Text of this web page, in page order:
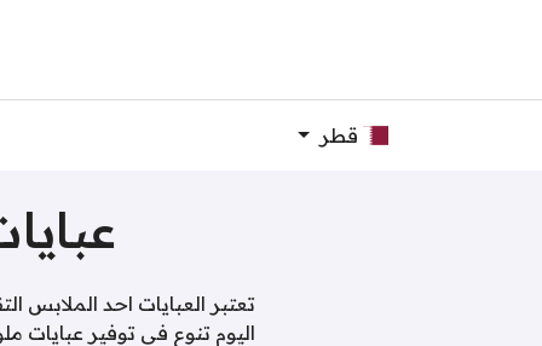
قطر
عبايات 2026 الارقى
تعتبر العبايات احد الملابس
اليوم تنوع في توفير